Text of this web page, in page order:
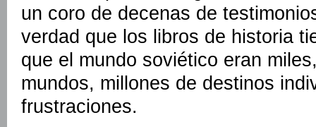
un coro de decenas de
verdad que los libros de historia
que el mundo soviético eran
mundos, millones de destinos
frustraciones.